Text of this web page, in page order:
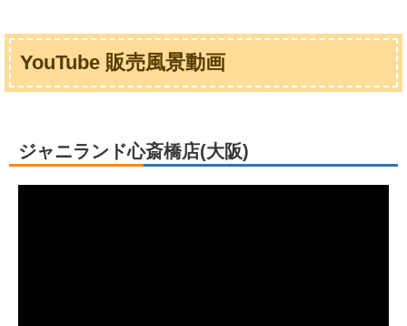
YouTube 販売風景動画
ジャニランド心斎橋店(大阪)